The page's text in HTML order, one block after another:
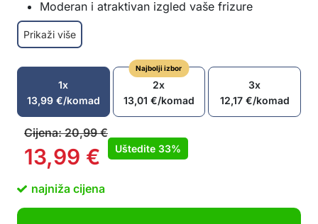
Moderan i atraktivan izgled vaše frizure
Nema uvijača koji uništavaju kosu
Bez topline i bez kemikalija
Sigurni hipoalergeni silikonski materijali
Kosu možete sušiti fenom jer su uvijači otporni
na toplinu
Ostavite ih na kosi 3-4 sata ili preko noći
Mekane i elastične tako da vam ne stvaraju
nelagodu dok spavate
Pramen jednostavno omotajte oko uvijača i
Pogodno za sve tipove kose
Materijal hipoalergenski silikon (bez BPA
Prikaži više
1x
13,99 €/komad
Najbolji izbor
2x
13,01 €/komad
3x
12,17 €/komad
Cijena:20,99€
13,99 € Uštedite 33%
najniža cijena